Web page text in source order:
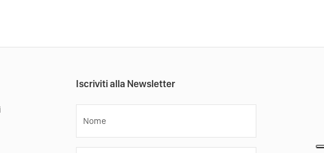
Iscriviti alla Newsletter
Nome